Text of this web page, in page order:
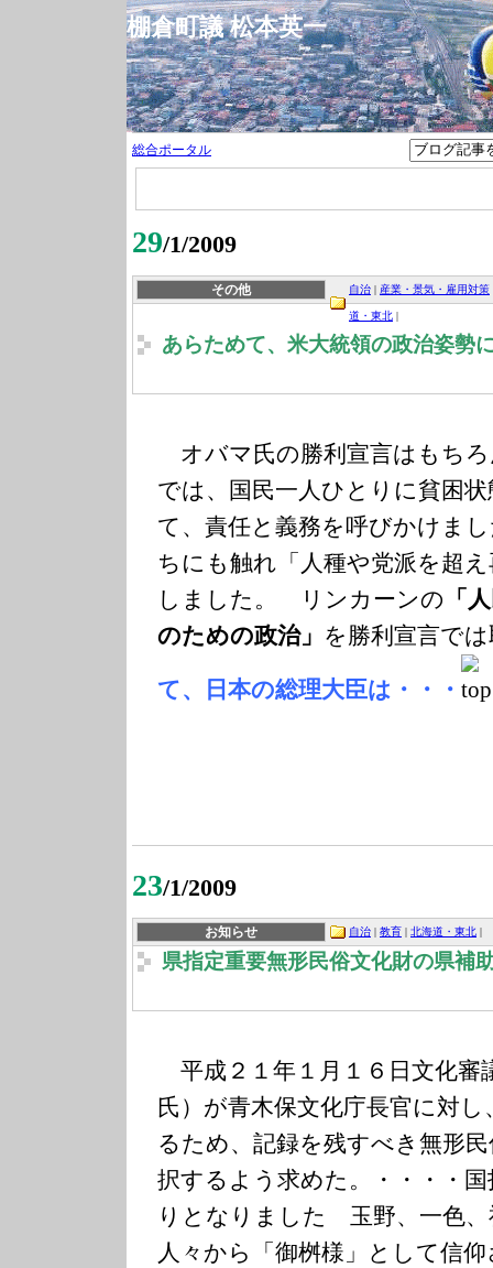
棚倉町議 松本英一
総合ポータル
29/1/2009
その他 自治 | 産業・景気・雇用対策
道・東北 |
あらためて、米大統領の政治姿勢
オバマ氏の勝利宣言はもち
では、国民一人ひとりに貧困
て、責任と義務を呼びかけま
ちにも触れ「人種や党派を超
しました。 リンカーンの 「
のための政治」 を勝利宣言で
て、日本の総理大臣は・・・
23/1/2009
お知らせ 自治 教育 北海道・東北
県指定重要無形民俗文化財の県補
平成２１年１月１６日文化審
氏）が青木保文化庁長官に対
るため、記録を残すべき無形
択するよう求めた。・・・・
りとなりました 玉野、一色、
人々から「御桝様」として信